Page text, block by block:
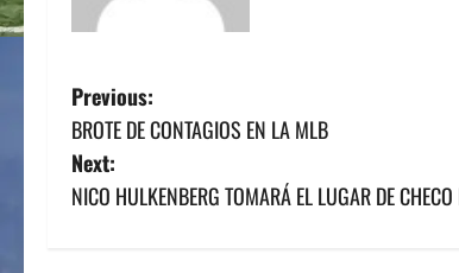
P
o
s
Previous:
BROTE DE CONTAGIOS EN LA MLB
Next:
NICO HULKENBERG TOMARÁ EL LUGAR DE